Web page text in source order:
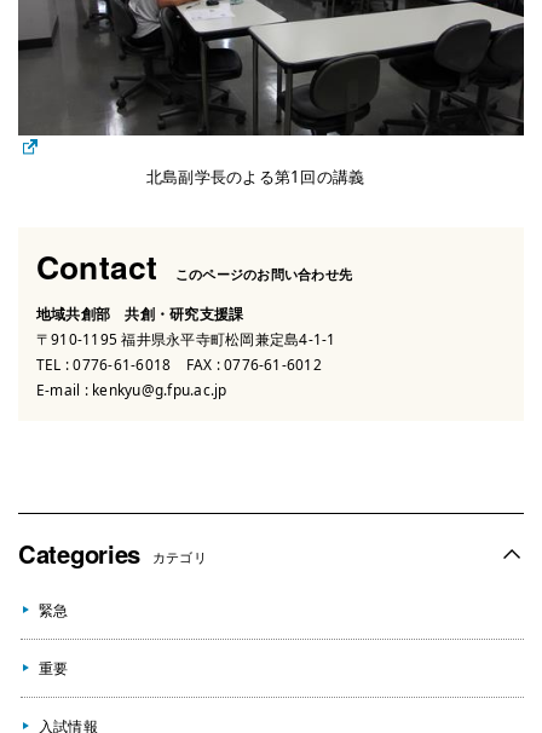
北島副学長のよる第1回の講義
Contact このページのお問い合わせ先
地域共創部 共創・研究支援課
〒910-1195 福井県永平寺町松岡兼定島4-1-1
TEL :0776-61-6018 FAX : 0776-61-6012
E-mail : kenkyu@g.fpu.ac.jp
Categories カテゴリ
緊急
重要
入試情報